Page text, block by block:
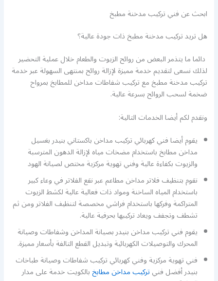
ابحث عن فني تركيب مدخنة مطبخ
هل تريد تركيب مدخنة مطبخ ذات جودة عالية؟
دائما ما يتذمر البعض من روائح الزيوت والطعام خلال عملية التحضير
لذلك نسعى لتقديم خدمة مميزة لإزالة روائح بمنتهى السهولة عبر خدمة
تركيب مدخنة مطبخ مع تركيب شفاطات مداخن للمطابخ بمرواح
ضخمة لسحب الروائح بسرعة عالية.
ونقدم لكم أيضا الخدمات التالية:
يقوم أيضا فني كهربائي تركيب مداخن باكستاني بنيدر بغسيل
مداخن مطابخ باستخدام مضخات مياه لإزالة الدهون المترسبة
والزيوت بكفاءة عالية وفني تهوية مركزية مختص لصيانة الهود
نقوم بتنظيف فلاتر مداخن مطاعم عبر نقع الفلاتر في وعاء كبير
باستخدام المياه الساخنة ومواد ذات فعالية عالية لكشط الزيوت
المتراكمة وفركها باستخدام فراشي مخصصة لتنظيف الفلاتر ومن ثم
تشطف وتجفف ويعاد تركيبها بحرفية عالية.
يقوم فني تركيب مداخن بنيدر بصيانة المداخن وشفاطات وصيانة
المحرك والتوصيلات الكهربائية وتبديل القطع التالفة بأسعار مميزة.
فني تهوية مركزية وفني كهربائي تركيب شفاطات وصيانة طباخات
بنيدر أفضل فنيتركيب مداخن مطابخبالكويت خدمة على مدار